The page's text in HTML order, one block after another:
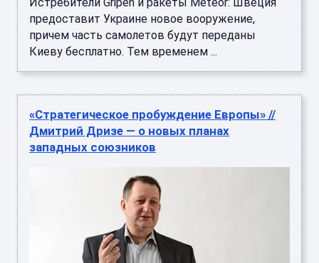
Истребители Gripen и ракеты Meteor: Швеция
предоставит Украине новое вооружение,
причем часть самолетов будут переданы
Киеву бесплатно. Тем временем ...
«Стратегическое пробуждение Европы» //
Дмитрий Дризе — о новых планах
западных союзников